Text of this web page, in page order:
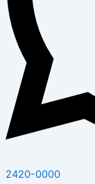
2420-0000